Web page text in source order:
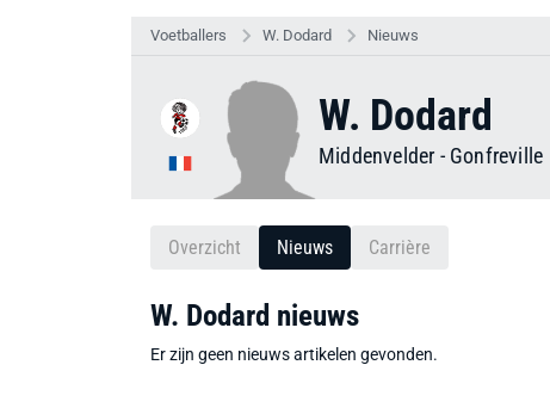
Voetballers W. Dodard Nieuws
W. Dodard
Middenvelder - Gonfreville
Overzicht Nieuws Carrière
W. Dodard nieuws
Er zijn geen nieuws artikelen gevonden.